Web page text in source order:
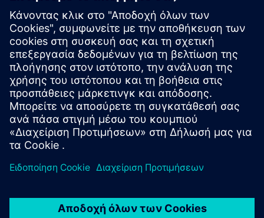
ΝΤΆΛΑΝ Α.Π.Α.
Πράσινη παραγωγή,
ευκολότερη συντήρηση
Ιταλία
Ο OEM χρησιμοποίησε αποδεδειγμένη, συνεχώς
Siemens για να ξεπεράσει τις τεχνικές προκλήσεις.
ευκολότερης συντήρησης, αυτή η προσέγγιση
εξασφάλισε βελτιωμένη ασφάλεια, αποδοτικότητα και